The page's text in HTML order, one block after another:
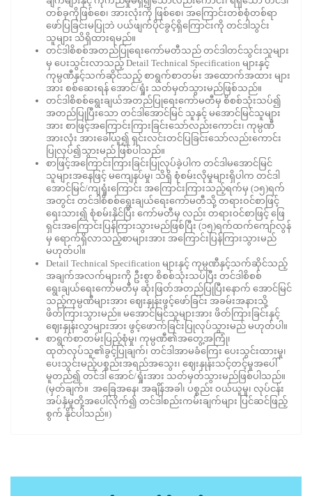
တစ်ခုကိုဖြစ်စေ၊ အားလုံးကို ဖြစ်စေ၊ အကြောင်းတစ်စုံတစ်ရာ
ဖော်ပြခြင်းမပြုဘဲ ပယ်ဖျက်ပိုင်ခွင့်ရှိကြောင်းကို တင်ဒါသွင်း
သူများ သိရှိထားရမည်။
တင်ဒါစိစစ်အတည်ပြုရေးကော်မတီသည် တင်ဒါတင်သွင်းသူများ
မှ ပေးသွင်းလာသည့် Detail Technical Specification များနှင့်
ကုမ္ပဏီနှင့်သက်ဆိုင်သည့် စာရွက်စာတမ်း အထောက်အထား များ
အား စစ်ဆေးရန် အောင်/ရှုံး သတ်မှတ်သွားမည်ဖြစ်သည်။
တင်ဒါစိစစ်ရွေးချယ်အတည်ပြုရေးကော်မတီမှ စိစစ်သုံးသပ်၍
အတည်ပြုပြီးသော တင်ဒါအောင်မြင် သူနှင့် မအောင်မြင်သူများ
အား စာဖြင့်အကြောင်းကြားခြင်းသော်လည်းကောင်း၊ ကုမ္ပဏီ
အားလုံး အားခေါ်ယူ၍ ရှင်းလင်းတင်ပြခြင်းသော်လည်းကောင်း
ပြုလုပ်၍သွားမည် ဖြစ်ပါသည်။
စာဖြင့်အကြောင်းကြားခြင်းပြုလုပ်ခဲ့ပါက တင်ဒါမအောင်မြင်
သူများအနေဖြင့် မကျေနပ်မှု၊ သိရှိ စုံစမ်းလိုမှုများရှိပါက တင်ဒါ
အောင်မြင်/ကျရှုံးကြောင်း အကြောင်းကြားသည့်ရက်မှ (၁၅)ရက်
အတွင်း တင်ဒါစိစစ်ရွေးချယ်ရေးကော်မတီသို့ တရားဝင်စာဖြင့်
ရေးသား၍ စုံစမ်းနိုင်ပြီး ကော်မတီမှ လည်း တရားဝင်စာဖြင့် ဖြေ
ရှင်းအကြောင်းပြန်ကြားသွားမည်ဖြစ်ပြီး (၁၅)ရက်ထက်ကျော်လွန်
မှ ရောက်ရှိလာသည့်စာများအား အကြောင်းပြန်ကြားသွားမည်
မဟုတ်ပါ။
Detail Technical Specification များနှင့် ကုမ္ပဏီနှင့်သက်ဆိုင်သည့်
အချက်အလက်များကို ဦးစွာ စိစစ်သုံးသပ်ပြီး တင်ဒါစိစစ်
ရွေးချယ်ရေးကော်မတီမှ ဆုံးဖြတ်အတည်ပြုပြီးနောက် အောင်မြင်
သည့်ကုမ္ပဏီများအား ဈေးနှုန်းဖွင့်ဖော်ခြင်း အခမ်းအနားသို့
ဖိတ်ကြားသွားမည်။ မအောင်မြင်သူများအား ဖိတ်ကြားခြင်းနှင့်
ဈေးနှုန်းလွှာများအား ဖွင့်ဖောက်ခြင်းပြုလုပ်သွားမည် မဟုတ်ပါ။
စာရွက်စာတမ်းပြည့်စုံမှု၊ ကုမ္ပဏီ၏အတွေ့အကြုံ၊
ထုတ်လုပ်သူ၏ခွင့်ပြုချက်၊ တင်ဒါအာမခံကြေး ပေးသွင်းထားမှု၊
ပေးသွင်းမည့်ပစ္စည်းအရည်အသွေး၊ ဈေးနှုန်းသင့်တင့်မှုအပေါ်
မူတည်၍ တင်ဒါ အောင်/ရှုံးအား သတ်မှတ်သွားမည်ဖြစ်ပါသည်။
(မှတ်ချက်။ အခြေအနေ၊ အချိန်အခါ၊ ပစ္စည်း ဝယ်ယူမှု၊ လုပ်ငန်း
အပ်နှံမှုတို့အပေါ်လိုက်၍ တင်ဒါစည်းကမ်းချက်များ ပြင်ဆင်ဖြည့်
စွက် နိုင်ပါသည်။)